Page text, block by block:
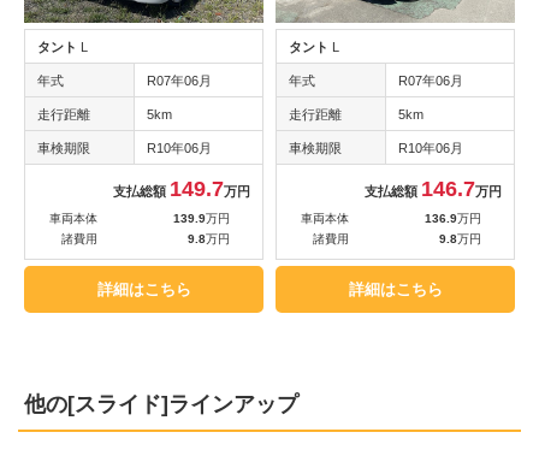
タント L
年式 R07年06月
走行距離 5km
車検期限 R10年06月
支払総額 149.7万円
車両本体 139.9万円
諸費用
9.8万円
詳細はこちら
タント L
年式 R07年06月
走行距離 5km
車検期限 R10年06月
支払総額 146.7万円
車両本体 136.9万円
諸費用
9.8万円
詳細はこちら
他の[スライド]ラインアップ